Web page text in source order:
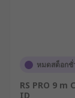
หมดสต็อกชั่
RS PRO 9
ID